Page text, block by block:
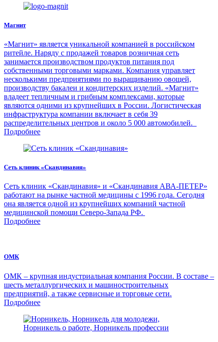
Магнит
«Магнит» является уникальной компанией в российском
ритейле. Наряду с продажей товаров розничная сеть
занимается производством продуктов питания под
собственными торговыми марками. Компания управляет
несколькими предприятиями по выращиванию овощей,
производству бакалеи и кондитерских изделий. «Магнит»
владеет тепличным и грибным комплексами, которые
являются одними из крупнейших в России. Логистическая
инфраструктура компании включает в себя 39
распределительных центров и около 5 000 автомобилей.
Подробнее
Сеть клиник «Скандинавия»
Сеть клиник «Скандинавия» и «Скандинавия АВА-ПЕТЕР»
работают на рынке частной медицины с 1996 года. Сегодня
она является одной из крупнейших компаний частной
медицинской помощи Северо-Запада РФ.
Подробнее
ОМК
ОМК – крупная индустриальная компания России. В составе –
шесть металлургических и машиностроительных
предприятий, а также сервисные и торговые сети.
Подробнее